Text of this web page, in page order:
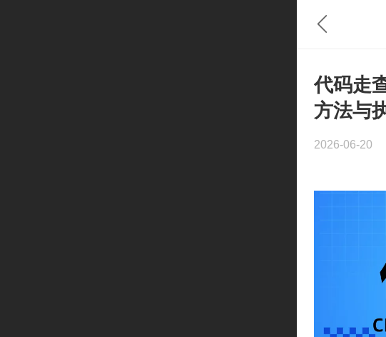
代码走
方法与
2026-06-20